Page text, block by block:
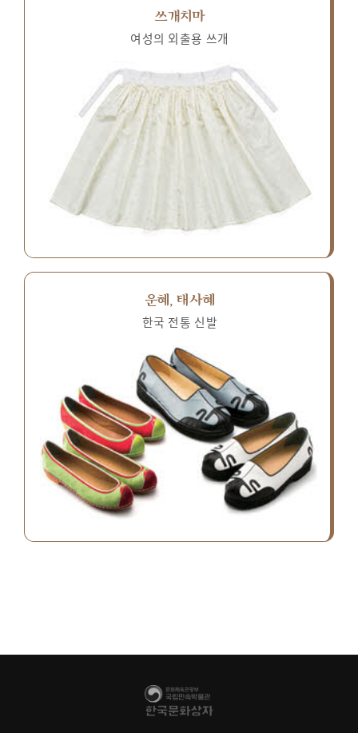
쓰개치마
여성의 외출용 쓰개
운혜, 태사혜
한국 전통 신발